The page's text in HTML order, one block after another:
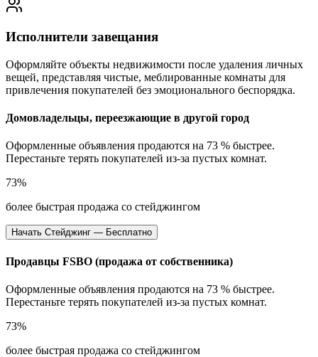
Исполнители завещания
Оформляйте объекты недвижимости после удаления личных
вещей, представляя чистые, меблированные комнаты для
привлечения покупателей без эмоционального беспорядка.
Домовладельцы, переезжающие в другой город
Оформленные объявления продаются на 73 % быстрее.
Перестаньте терять покупателей из-за пустых комнат.
73%
более быстрая продажа со стейджингом
Начать Стейджинг — Бесплатно
Продавцы FSBO (продажа от собственника)
Оформленные объявления продаются на 73 % быстрее.
Перестаньте терять покупателей из-за пустых комнат.
73%
более быстрая продажа со стейджингом